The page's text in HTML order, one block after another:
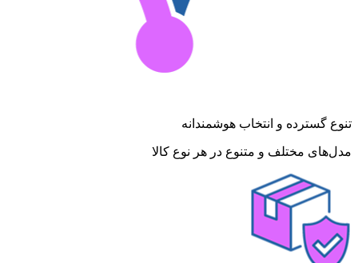
تنوع گسترده و انتخاب هوشمندانه
مدل‌های مختلف و متنوع در هر نوع کالا